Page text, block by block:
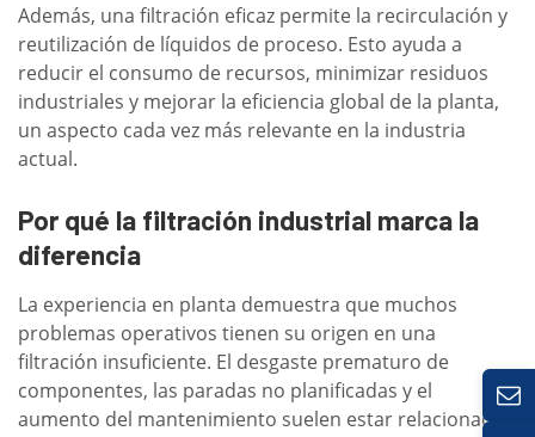
Además, una filtración eficaz permite la recirculación y
reutilización de líquidos de proceso. Esto ayuda a
reducir el consumo de recursos, minimizar residuos
industriales y mejorar la eficiencia global de la planta,
un aspecto cada vez más relevante en la industria
actual.
Por qué la filtración industrial marca la
diferencia
La experiencia en planta demuestra que muchos
problemas operativos tienen su origen en una
filtración insuficiente. El desgaste prematuro de
componentes, las paradas no planificadas y el
aumento del mantenimiento suelen estar relacionados